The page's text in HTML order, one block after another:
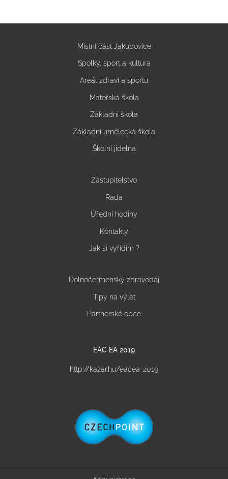
Místní část Jakubovice
Spolky, sport a kultura
Areál zdraví a sportu
Mateřská škola
Základní škola
Základní umělecká škola
Školní jídelna
Zastupitelstvo
Rada
Úřední hodiny
Kontakty
Jak si vyřídím ?
Dolnočermenský zpravodaj
Tipy na výlet
Partnerské obce
EAC EA 2019
http://kazar.hu/eacea-2019